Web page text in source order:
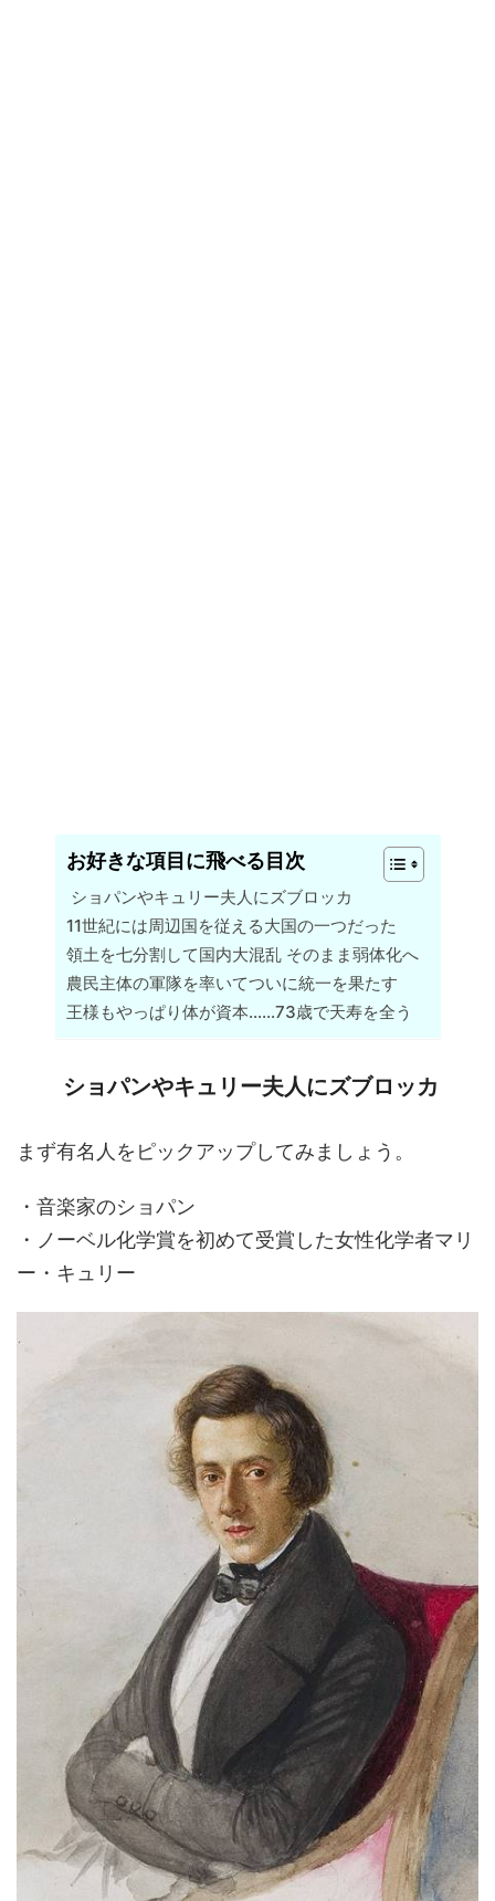
お好きな項目に飛べる目次
ショパンやキュリー夫人にズブロッカ
11世紀には周辺国を従える大国の一つだった
領土を七分割して国内大混乱 そのまま弱体化へ
農民主体の軍隊を率いてついに統一を果たす
王様もやっぱり体が資本……73歳で天寿を全う
ショパンやキュリー夫人にズブロッカ
まず有名人をピックアップしてみましょう。
・音楽家のショパン
・ノーベル化学賞を初めて受賞した女性化学者マリ
ー・キュリー